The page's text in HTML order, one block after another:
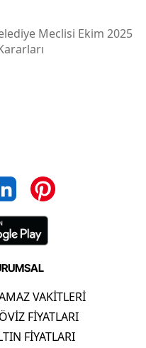
Meclisi Ekim 2025
VAKİTLERİ
FİYATLARI
FİYATLARI